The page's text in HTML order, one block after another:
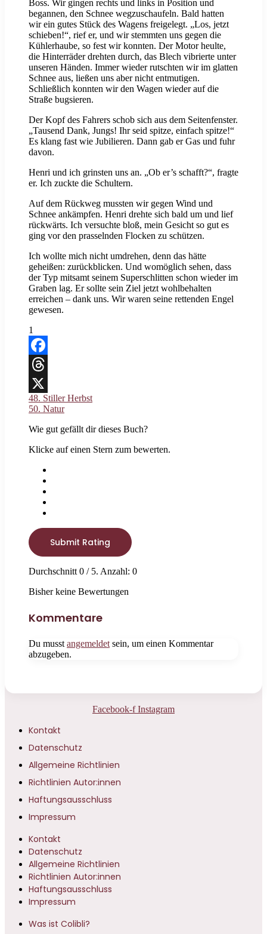
Boss. Wir gingen rechts und links in Position und
begannen, den Schnee wegzuschaufeln. Bald hatten
wir ein gutes Stück des Wagens freigelegt. „Los, jetzt
schieben!“, rief er, und wir stemmten uns gegen die
Kühlerhaube, so fest wir konnten. Der Motor heulte,
die Hinterräder drehten durch, das Blech vibrierte unter
unseren Händen. Immer wieder rutschten wir im glatten
Schnee aus, ließen uns aber nicht entmutigen.
Schließlich konnten wir den Wagen wieder auf die
Straße bugsieren.
Der Kopf des Fahrers schob sich aus dem Seitenfenster.
„Tausend Dank, Jungs! Ihr seid spitze, einfach spitze!“
Es klang fast wie Jubilieren. Dann gab er Gas und fuhr
davon.
Henri und ich grinsten uns an. „Ob er’s schafft?“, fragte
er. Ich zuckte die Schultern.
Auf dem Rückweg mussten wir gegen Wind und
Schnee ankämpfen. Henri drehte sich bald um und lief
rückwärts. Ich versuchte bloß, mein Gesicht so gut es
ging vor den prasselnden Flocken zu schützen.
Ich wollte mich nicht umdrehen, denn das hätte
geheißen: zurückblicken. Und womöglich sehen, dass
der Typ mitsamt seinem Superschlitten schon wieder im
Graben lag. Er sollte sein Ziel jetzt wohlbehalten
erreichen – dank uns. Wir waren seine rettenden Engel
gewesen.
1
Facebook
Threads
X
48. Stiller Herbst
50. Natur
Wie gut gefällt dir dieses Buch?
Klicke auf einen Stern zum bewerten.
Submit Rating
Durchschnitt 0 / 5. Anzahl: 0
Bisher keine Bewertungen
Kommentare
Du musst angemeldet sein, um einen Kommentar
abzugeben.
Facebook-f Instagram
Kontakt
Datenschutz
Allgemeine Richtlinien
Richtlinien Autor:innen
Haftungsausschluss
Impressum
Kontakt
Datenschutz
Allgemeine Richtlinien
Richtlinien Autor:innen
Haftungsausschluss
Impressum
Was ist Colibli?